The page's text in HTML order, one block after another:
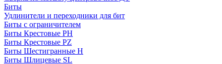
Биты
Удлинители и переходники для бит
Биты с ограничителем
Биты Крестовые PH
Биты Крестовые PZ
Биты Шестигранные H
Биты Шлицевые SL